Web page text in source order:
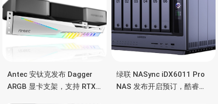
Antec 安钛克发布 Dagger
ARGB 显卡支架，支持 RTX
绿联 NASync iDX6011 Pro
NAS 发布开启预订，酷睿